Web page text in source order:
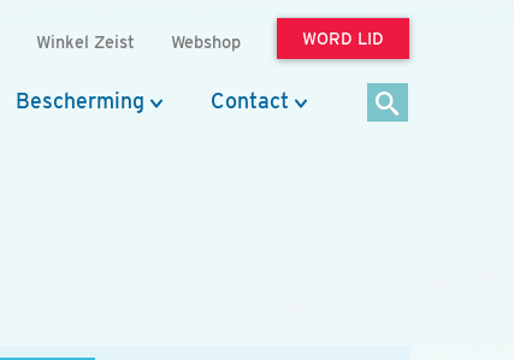
Winkel Zeist Webshop WORD LID
Bescherming Contact